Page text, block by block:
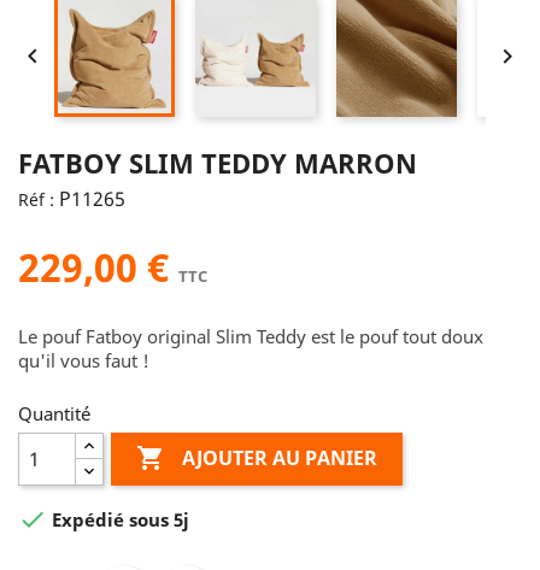
 
FATBOY SLIM TEDDY MARRON
Réf : P11265
229,00 € TTC
Le pouf Fatboy original Slim Teddy est le pouf tout doux
qu'il vous faut !
Quantité
 AJOUTER AU PANIER
 Expédié sous 5j